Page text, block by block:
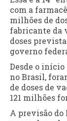
com a
milhões de
fabricante da
doses
governo
Desde o
no Brasil,
de doses de
121 milhões
A previsão do